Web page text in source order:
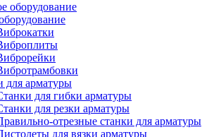
оборудование
для арматуры
для гибки арматуры
для резки арматуры
отрезные станки для арматуры
для вязки арматуры